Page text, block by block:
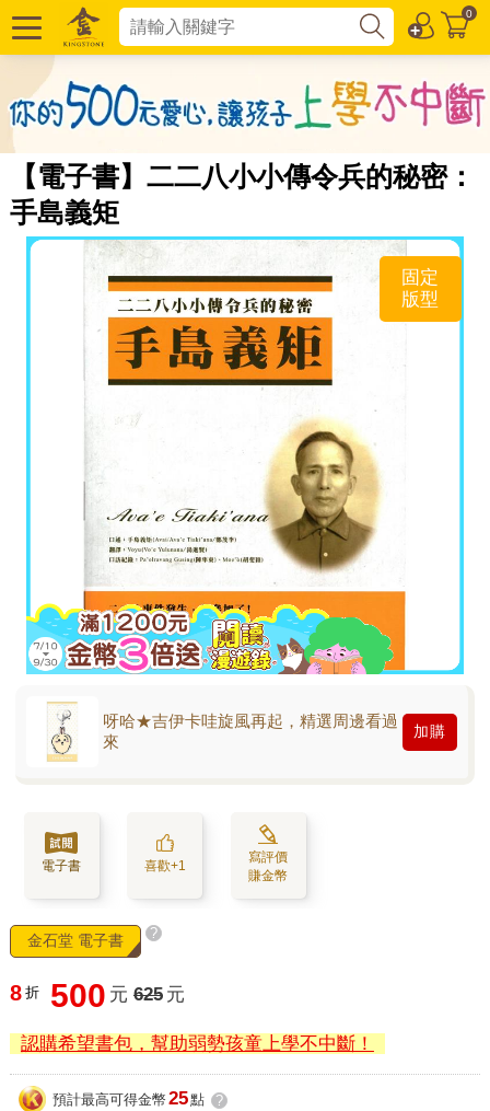
0
【電子書】二二八小小傳令兵的秘密：
手島義矩
固定
版型
呀哈★吉伊卡哇旋風再起，精選周邊看過
來
加購
電子書 喜歡+1
寫評價
賺金幣
金石堂 電子書 ?
8 折 500 元 625 元
認購希望書包，幫助弱勢孩童上學不中斷！
預計最高可得金幣 25點 ?